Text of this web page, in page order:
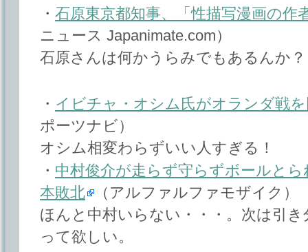
・ 石原東京都知事、「性描写漫画の作
ニュース Japanimate.com）
石原さんは何かうらみでもあるんか？
・ イビチャ・オシム氏がオランダ戦
ポーツナビ）
オシム相変わらずいい人すぎる！
・ 中村俊介が走らず守らずボールと
本敗北
（アルファルファモザイク）
ほんと中村いらない・・・。次は引
って欲しい。